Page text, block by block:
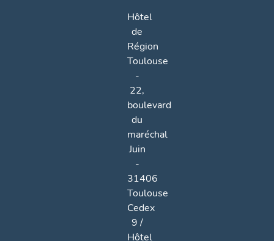
Hôtel
de
Région
Toulouse
-
22,
boulevard
du
maréchal
Juin
-
31406
Toulouse
Cedex
9 /
Hôtel